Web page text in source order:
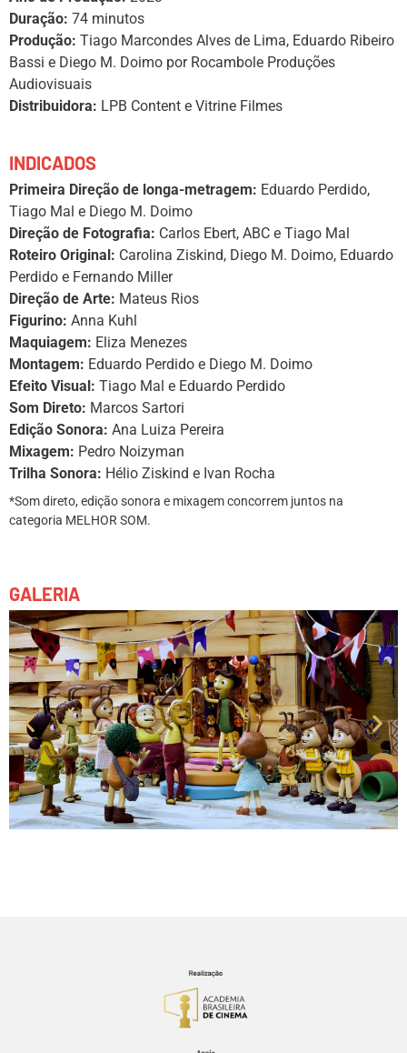
Duração: 74 minutos
Produção: Tiago Marcondes Alves de Lima, Eduardo Ribeiro
Bassi e Diego M. Doimo por Rocambole Produções
Audiovisuais
Distribuidora: LPB Content e Vitrine Filmes
INDICADOS
Primeira Direção de longa-metragem: Eduardo Perdido,
Tiago Mal e Diego M. Doimo
Direção de Fotografia: Carlos Ebert, ABC e Tiago Mal
Roteiro Original: Carolina Ziskind, Diego M. Doimo, Eduardo
Perdido e Fernando Miller
Direção de Arte: Mateus Rios
Figurino: Anna Kuhl
Maquiagem: Eliza Menezes
Montagem: Eduardo Perdido e Diego M. Doimo
Efeito Visual: Tiago Mal e Eduardo Perdido
Som Direto: Marcos Sartori
Edição Sonora: Ana Luiza Pereira
Mixagem: Pedro Noizyman
Trilha Sonora: Hélio Ziskind e Ivan Rocha
*Som direto, edição sonora e mixagem concorrem juntos na
categoria MELHOR SOM.
GALERIA